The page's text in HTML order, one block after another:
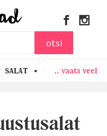
otsi
SALAT PASTA KANA
.. vaata veel